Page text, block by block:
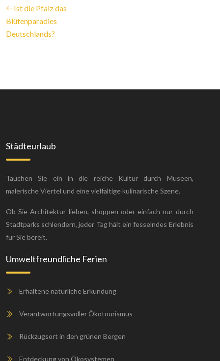
Ist die Pfalz das
Blütenparadies
Deutschlands?
Städteurlaub
Tauchen Sie ein in die reiche Kultur durch Museen,
malerische Viertel und eine vielfältige kulinarische Szene.
Ob Sie Architektur lieben, shoppen oder einfach nur durch
Stadtparks schlendern, jeder Tag hält ein fesselndes Erlebnis
für Sie bereit.
Umweltfreundliche Ferien
Erhaltene natürliche Erkundung
Verantwortungsvoller Ökotourismus
Rückzugsort in den grünen Bergen
Entdeckung von Ökosystemen